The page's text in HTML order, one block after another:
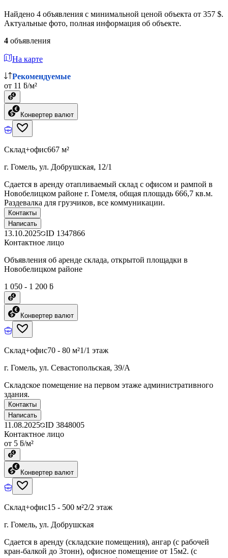
Найдено 4 объявления с минимальной ценой объекта от 357 $.
Актуальные фото, полная информация об объекте.
4 объявления
На карте
Рекомендуемые
от 11 ƃ/м²
Конвертер валют
Склад+офис667 м²
г. Гомель, ул. Добрушская, 12/1
Сдается в аренду отапливаемый склад с офисом и рампой в
Новобелицком районе г. Гомеля, общая площадь 666,7 кв.м.
Раздевалка для грузчиков, все коммуникации.
Контакты
Написать
13.10.2025 ID 1347866
Контактное лицо
Объявления об аренде склада, открытой площадки в
Новобелицком районе
1 050 - 1 200 ƃ
Конвертер валют
Склад+офис70 - 80 м²1/1 этаж
г. Гомель, ул. Севастопольская, 39/А
Складское помещение на первом этаже административного
здания.
Контакты
Написать
11.08.2025 ID 3848005
Контактное лицо
от 5 ƃ/м²
Конвертер валют
Склад+офис15 - 500 м²2/2 этаж
г. Гомель, ул. Добрушская
Cдается в аренду (складские помещения), ангар (с рабочей
кран-балкой до 3тонн), офисное помещение от 15м2. (с